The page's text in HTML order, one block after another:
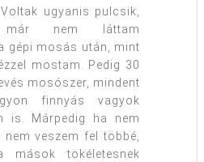
ugyanis pulcsik,
nem láttam
gépi mosás után, mint
mostam. Pedig 30
mosószer, mindent
finnyás vagyok
is. Márpedig ha nem
nem veszem fel többé,
mások tökéletesnek